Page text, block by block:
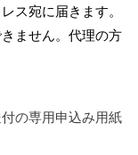
ス宛に届きます。
ません。代理の方
の専用申込み用紙